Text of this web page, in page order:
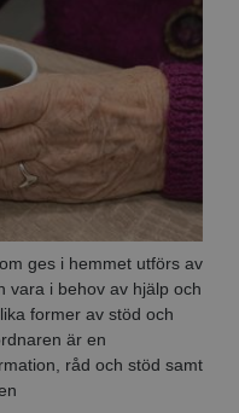
ges i hemmet utförs av
vara i behov av hjälp och
former av stöd och
är en
råd och stöd samt